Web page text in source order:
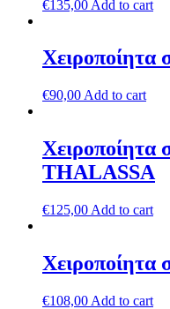
€135,00 Add to cart
Χειροποίητα
€90,00 Add to cart
Χειροποίητα
THALASSA
€125,00 Add to cart
Χειροποίητα
€108,00 Add to cart